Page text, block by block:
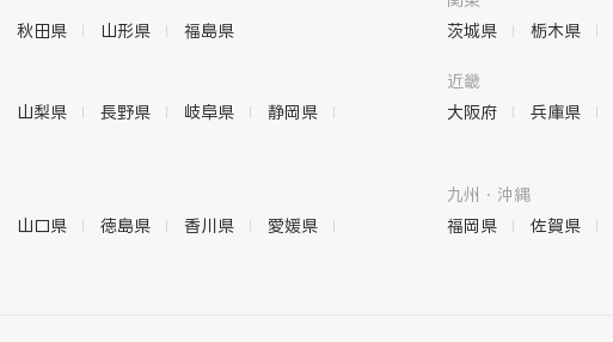
秋田県 山形県 福島県
茨城県
栃木県
山梨県 長野県 岐阜県
静岡県
近畿
大阪府
兵庫県
山口県 徳島県 香川県
愛媛県
九州・沖縄
福岡県
佐賀県